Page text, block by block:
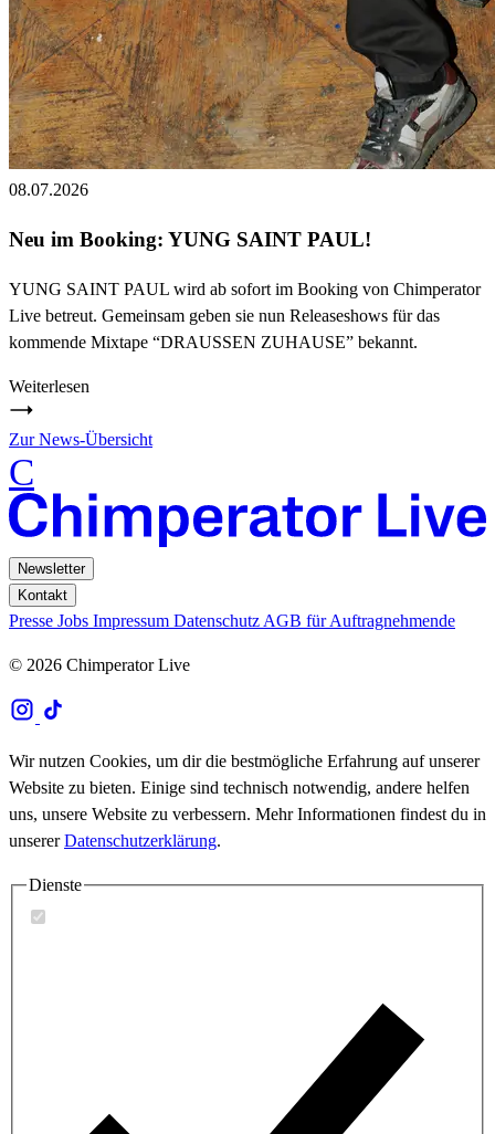
08.07.2026
Neu im Booking: YUNG SAINT PAUL!
YUNG SAINT PAUL wird ab sofort im Booking von Chimperator
Live betreut. Gemeinsam geben sie nun Releaseshows für das
kommende Mixtape “DRAUSSEN ZUHAUSE” bekannt.
Weiterlesen
Zur News-Übersicht
C
Newsletter
Kontakt
Presse Jobs Impressum Datenschutz AGB für Auftragnehmende
© 2026 Chimperator Live
Wir nutzen Cookies, um dir die bestmögliche Erfahrung auf unserer
Website zu bieten. Einige sind technisch notwendig, andere helfen
uns, unsere Website zu verbessern. Mehr Informationen findest du in
unsererDatenschutzerklärung.
Dienste